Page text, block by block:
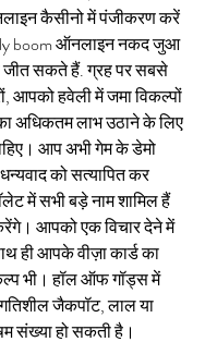
कैसीनो में पंजीकरण करें
boom ऑनलाइन नकद जुआ
सकते हैं. ग्रह पर सबसे
आपको हवेली में जमा विकल्पों
अधिकतम लाभ उठाने के लिए
आप अभी गेम के डेमो
को सत्यापित कर
में सभी बड़े नाम शामिल हैं
आपको एक विचार देने में
ही आपके वीज़ा कार्ड का
भी। हॉल ऑफ गॉड्स में
जैकपॉट, लाल या
संख्या हो सकती है।